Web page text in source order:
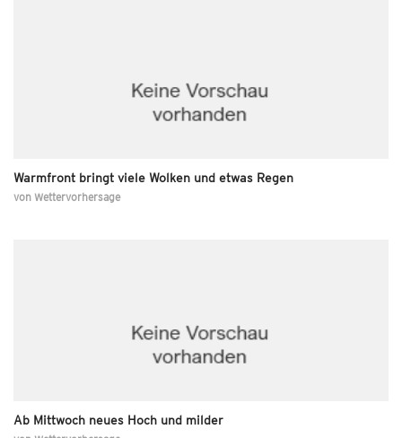
Warmfront bringt viele Wolken und etwas Regen
von Wettervorhersage
Ab Mittwoch neues Hoch und milder